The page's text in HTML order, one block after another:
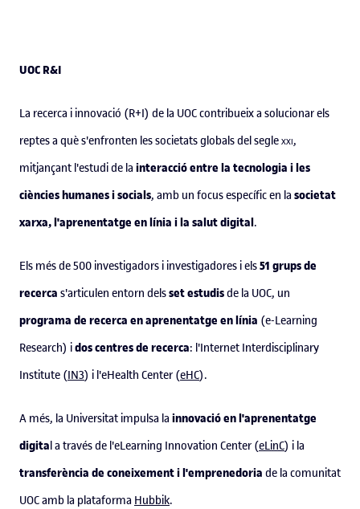
UOC R&I
La recerca i innovació (R+I) de la UOC contribueix a solucionar els
reptes a què s'enfronten les societats globals del seglexxi,
mitjançant l'estudi de la interacció entre la tecnologia i les
ciències humanes i socials, amb un focus específic en la societat
xarxa, l'aprenentatge en línia i la salut digital.
Els més de 500 investigadors i investigadores i els51 grups de
recerca s'articulen entorn delsset estudisde la UOC, un
programa de recerca en aprenentatge en línia (e-Learning
Research) idos centres de recerca: l'Internet Interdisciplinary
Institute (IN3) i l'eHealth Center (eHC).
A més, la Universitat impulsa la innovació en l'aprenentatge
digital a través de l'eLearning Innovation Center (eLinC) i la
transferència de coneixement i l'emprenedoria de la comunitat
UOC amb la plataforma Hubbik.